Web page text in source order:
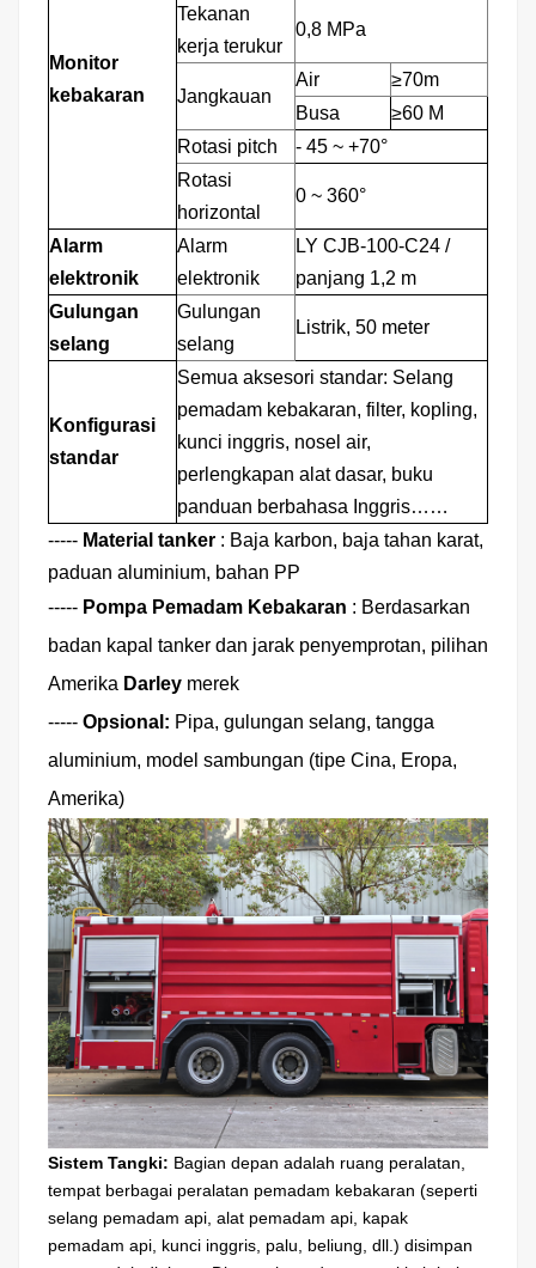
Monitor
kebakaran
Tekanan
kerja terukur
0,8 MPa
Jangkauan
Air
≥70m
Busa
≥60 M
Rotasi pitch
- 45 ~ +70°
Rotasi
horizontal
0 ~ 360°
Alarm
elektronik
Alarm
elektronik
LY CJB-100-C24 /
panjang 1,2 m
Gulungan
selang
Gulungan
selang
Listrik, 50 meter
Konfigurasi
standar
Semua aksesori standar: Selang
pemadam kebakaran, filter, kopling,
kunci inggris, nosel air,
perlengkapan alat dasar, buku
panduan berbahasa Inggris……
----- Material tanker : Baja karbon, baja tahan karat,
paduan aluminium, bahan PP
----- Pompa Pemadam Kebakaran : Berdasarkan
badan kapal tanker dan jarak penyemprotan, pilihan
Amerika Darley merek
----- Opsional: Pipa, gulungan selang, tangga
aluminium, model sambungan (tipe Cina, Eropa,
Amerika)
Sistem Tangki: Bagian depan adalah ruang peralatan,
tempat berbagai peralatan pemadam kebakaran (seperti
selang pemadam api, alat pemadam api, kapak
pemadam api, kunci inggris, palu, beliung, dll.) disimpan